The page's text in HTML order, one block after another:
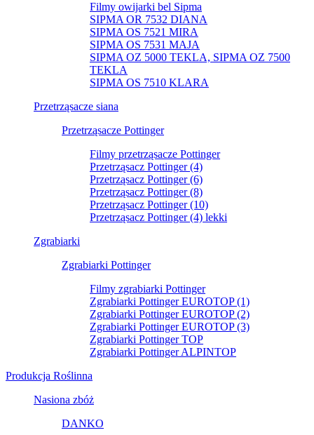
Filmy owijarki bel Sipma
SIPMA OR 7532 DIANA
SIPMA OS 7521 MIRA
SIPMA OS 7531 MAJA
SIPMA OZ 5000 TEKLA, SIPMA OZ 7500
TEKLA
SIPMA OS 7510 KLARA
Przetrząsacze siana
Przetrząsacze Pottinger
Filmy przetrząsacze Pottinger
Przetrząsacz Pottinger (4)
Przetrząsacz Pottinger (6)
Przetrząsacz Pottinger (8)
Przetrząsacz Pottinger (10)
Przetrząsacz Pottinger (4) lekki
Zgrabiarki
Zgrabiarki Pottinger
Filmy zgrabiarki Pottinger
Zgrabiarki Pottinger EUROTOP (1)
Zgrabiarki Pottinger EUROTOP (2)
Zgrabiarki Pottinger EUROTOP (3)
Zgrabiarki Pottinger TOP
Zgrabiarki Pottinger ALPINTOP
Produkcja Roślinna
Nasiona zbóż
DANKO